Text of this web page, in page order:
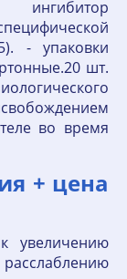
- упаковки
шт.
во время
+ цена
увеличению